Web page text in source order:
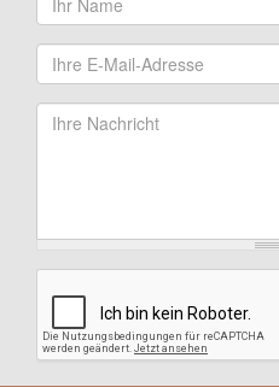
Ihr
Name
*Ihre